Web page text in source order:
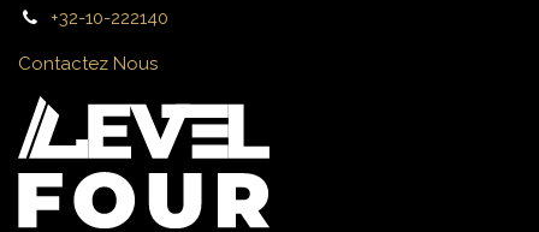
+32-10-222140
Contactez Nous